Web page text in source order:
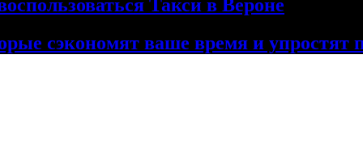
Такси в Вероне
сэкономят ваше время и упростят